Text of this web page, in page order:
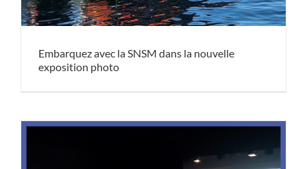
Embarquez avec la SNSM dans la nouvelle
exposition photo